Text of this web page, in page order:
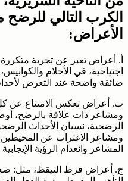
الكرب التالي
الأعراض:
أ. أعراض تعبر عن تجربة
اجتياحية، في الأحلام
ضائقة واضحة عند التعرض
ب. أعراض تعكس الامتناع عن كل
ومشاعر ذات علاقة بالرضح،
الرضحية، نسيان الأحداث
ومشاعر الاغتراب عن
المشاعر وانعدام الرؤية
ج. أعراض فرط التيقظ، مثل: